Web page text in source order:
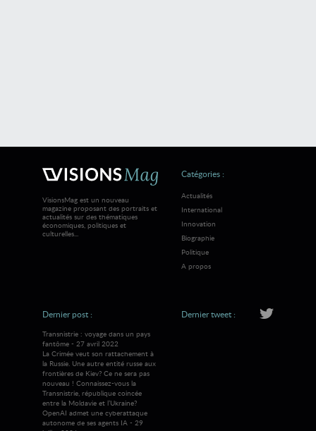
VisionsMag est un nouveau
magazine proposant des portraits et
actualités sur des thématiques
économiques, politiques et
culturelles...
Catégories :
Actualités
International
Innovation
Biographie
Politique
A propos
Dernier post :
Transnistrie : voyage dans un pays
fantôme - 27 avril 2022
La Crimée veut son rattachement à
la Russie. Une autre entité russe aux
frontières de Kiev? Ce ne sera pas
nouveau ! Connaissez-vous la
Transnistrie, république coincée
entre la Moldavie et l’Ukraine?
OpenAI admet une cyberattaque
autonome de ses agents IA - 29
Dernier tweet :